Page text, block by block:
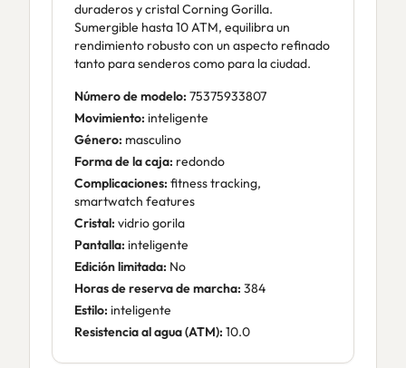
duraderos y cristal Corning Gorilla.
Sumergible hasta 10 ATM, equilibra un
rendimiento robusto con un aspecto refinado
tanto para senderos como para la ciudad.
Número de modelo: 75375933807
Movimiento: inteligente
Género: masculino
Forma de la caja: redondo
Complicaciones: fitness tracking,
smartwatch features
Cristal: vidrio gorila
Pantalla: inteligente
Edición limitada: No
Horas de reserva de marcha: 384
Estilo: inteligente
Resistencia al agua (ATM): 10.0